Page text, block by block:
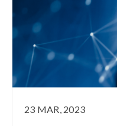
23 MAR, 2023